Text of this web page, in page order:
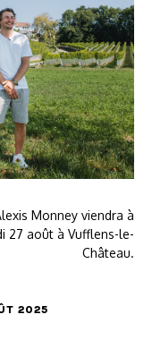
Monney viendra à
27 août à Vufflens-le-
Château.
2025